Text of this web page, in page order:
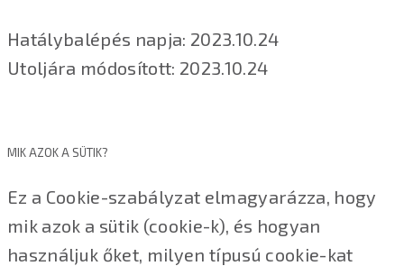
Hatálybalépés napja: 2023.10.24
Utoljára módosított: 2023.10.24
MIK AZOK A SÜTIK?
Ez a Cookie-szabályzat elmagyarázza, hogy
mik azok a sütik (cookie-k), és hogyan
használjuk őket, milyen típusú cookie-kat